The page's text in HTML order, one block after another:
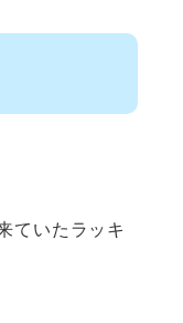
ていたラッキ